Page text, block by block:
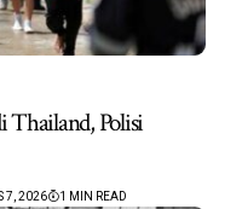
Thailand, Polisi
7, 2026 1 MIN READ